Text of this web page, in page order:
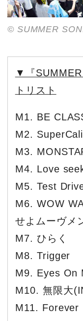
© SUMMER
▼『
トリスト
M1. BE
M2. SuperCali
M3.
M4. Love
M5. Test
M6. WOW
せよムーヴメ
M7. ひらく
M8. Trigger
M9. Eyes On
M10. 無限大
M11. Forever